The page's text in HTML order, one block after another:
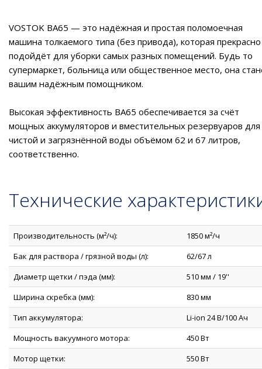
VOSTOK BA65 — это надёжная и простая поломоечная
машина толкаемого типа (без привода), которая прекрасно
подойдёт для уборки самых разных помещений. Будь то
супермаркет, больница или общественное место, она
вашим надёжным помощником.
Высокая эффективность BA65 обеспечивается за счёт
мощных аккумуляторов и вместительных резервуаров для
чистой и загрязнённой воды объёмом 62 и 67 литров,
соответственно.
Технические
Производительность (м²/ч):
1850 м²/ч
Бак для раствора / грязной воды (л):
62/67 л
Диаметр щетки / пэда (мм):
510 мм / 19''
Ширина скребка (мм):
830 мм
Тип аккумулятора:
Li-ion 24 В/100 Ач
Мощность вакуумного мотора:
450 Вт
Мотор щетки:
550 Вт